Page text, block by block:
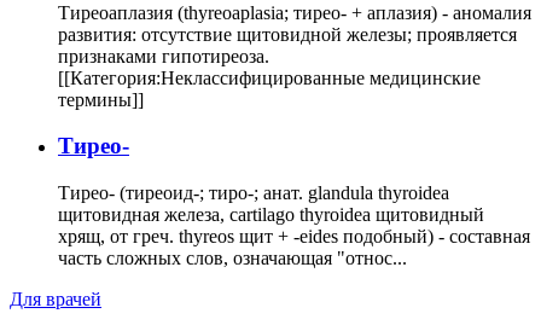
Тиреоаплазия (thyreoaplasia; тирео- + аплазия) - аномалия
развития: отсутствие щитовидной железы; проявляется
признаками гипотиреоза.
[[Категория:Неклассифицированные медицинские
термины]]
Тирео-
Тирео- (тиреоид-; тиро-; анат. glandula thyroidea
щитовидная железа, cartilago thyroidea щитовидный
хрящ, от греч. thyreos щит + -eides подобный) - составная
часть сложных слов, означающая "относ...
Для врачей